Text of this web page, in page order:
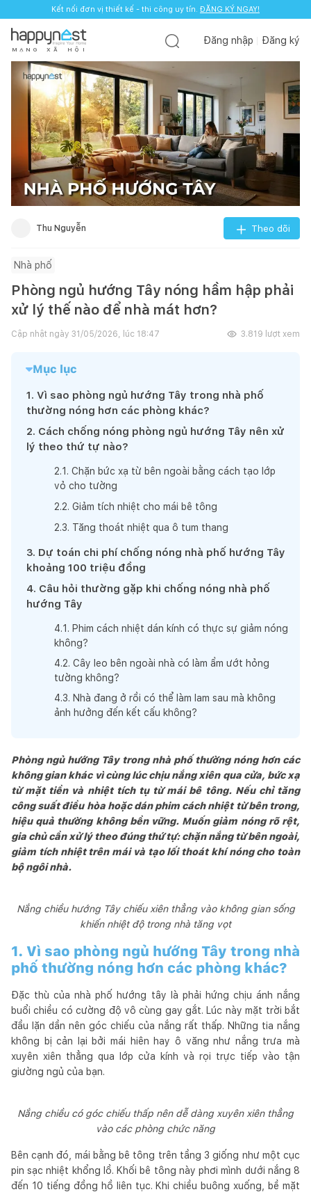
Kết nối đơn vị thiết kế - thi công uy tín. ĐĂNG KÝ NGAY!
M Ạ N G X Ã H Ộ I
Đăng nhập Đăng ký
Thu Nguyễn Theo dõi
Nhà phố
Phòng ngủ hướng Tây nóng hầm hập phải
xử lý thế nào để nhà mát hơn?
Cập nhật ngày 31/05/2026, lúc 18:47 3.819 lượt xem
Mục lục
1. Vì sao phòng ngủ hướng Tây trong nhà phố
thường nóng hơn các phòng khác?
2. Cách chống nóng phòng ngủ hướng Tây nên xử
lý theo thứ tự nào?
2.1 . Chặn bức xạ từ bên ngoài bằng cách tạo lớp
vỏ cho tường
2.2. Giảm tích nhiệt cho mái bê tông
2.3. Tăng thoát nhiệt qua ô tum thang
3. Dự toán chi phí chống nóng nhà phố hướng Tây
khoảng 100 triệu đồng
4. Câu hỏi thường gặp khi chống nóng nhà phố
hướng Tây
4.1 . Phim cách nhiệt dán kính có thực sự giảm nóng
không?
4.2. Cây leo bên ngoài nhà có làm ẩm ướt hỏng
tường không?
4.3. Nhà đang ở rồi có thể làm lam sau mà không
ảnh hưởng đến kết cấu không?
Phòng ngủ hướng Tây trong nhà phố thường nóng hơn các
không gian khác vì cùng lúc chịu nắng xiên qua cửa, bức xạ
từ mặt tiền và nhiệt tích tụ từ mái bê tông. Nếu chỉ tăng
công suất điều hòa hoặc dán phim cách nhiệt từ bên trong,
hiệu quả thường không bền vững. Muốn giảm nóng rõ rệt,
gia chủ cần xử lý theo đúng thứ tự: chặn nắng từ bên ngoài,
giảm tích nhiệt trên mái và tạo lối thoát khí nóng cho toàn
bộ ngôi nhà.
Nắng chiều hướng Tây chiếu xiên thẳng vào không gian sống
khiến nhiệt độ trong nhà tăng vọt
1. Vì sao phòng ngủ hướng Tây trong nhà
phố thường nóng hơn các phòng khác?
Đặc thù của nhà phố hướng tây là phải hứng chịu ánh nắng
buổi chiều có cường độ vô cùng gay gắt. Lúc này mặt trời bắt
đầu lặn dần nên góc chiếu của nắng rất thấp. Những tia nắng
không bị cản lại bởi mái hiên hay ô văng như nắng trưa mà
xuyên xiên thẳng qua lớp cửa kính và rọi trực tiếp vào tận
giường ngủ của bạn.
Nắng chiều có góc chiếu thấp nên dễ dàng xuyên xiên thẳng
vào các phòng chức năng
Bên cạnh đó, mái bằng bê tông trên tầng 3 giống như một cục
pin sạc nhiệt khổng lồ. Khối bê tông này phơi mình dưới nắng 8
đến 10 tiếng đồng hồ liên tục. Khi chiều buông xuống, bề mặt